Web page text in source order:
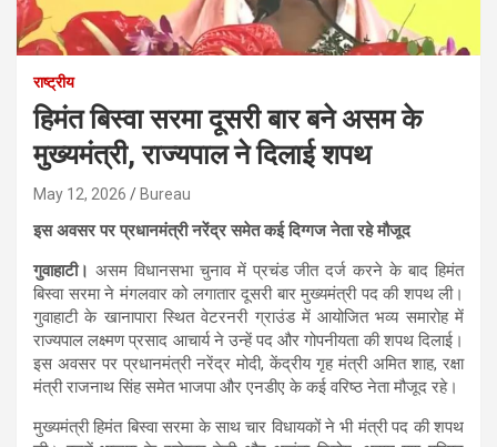
राष्ट्रीय
हिमंत बिस्वा सरमा दूसरी बार बने असम के
मुख्यमंत्री, राज्यपाल ने दिलाई शपथ
May 12, 2026 Bureau
इस अवसर पर प्रधानमंत्री नरेंद्र समेत कई दिग्गज नेता रहे मौजूद
गुवाहाटी। असम विधानसभा चुनाव में प्रचंड जीत दर्ज करने के बाद हिमंत
बिस्वा सरमा ने मंगलवार को लगातार दूसरी बार मुख्यमंत्री पद की शपथ ली।
गुवाहाटी के खानापारा स्थित वेटरनरी ग्राउंड में आयोजित भव्य समारोह में
राज्यपाल लक्ष्मण प्रसाद आचार्य ने उन्हें पद और गोपनीयता की शपथ दिलाई।
इस अवसर पर प्रधानमंत्री नरेंद्र मोदी, केंद्रीय गृह मंत्री अमित शाह, रक्षा
मंत्री राजनाथ सिंह समेत भाजपा और एनडीए के कई वरिष्ठ नेता मौजूद रहे।
मुख्यमंत्री हिमंत बिस्वा सरमा के साथ चार विधायकों ने भी मंत्री पद की शपथ